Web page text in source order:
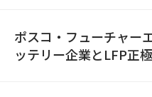
ポスコ・フューチャー
ッテリー企業とLFP正